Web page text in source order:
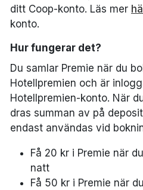
ditt Coop-konto. Läs mer
konto.
Hur fungerar det?
Du samlar Premie när du
Hotellpremien och är
Hotellpremien-konto. När
dras summan av på
endast användas vid
Få 20 kr i Premie när
natt
Få 50 kr i Premie när